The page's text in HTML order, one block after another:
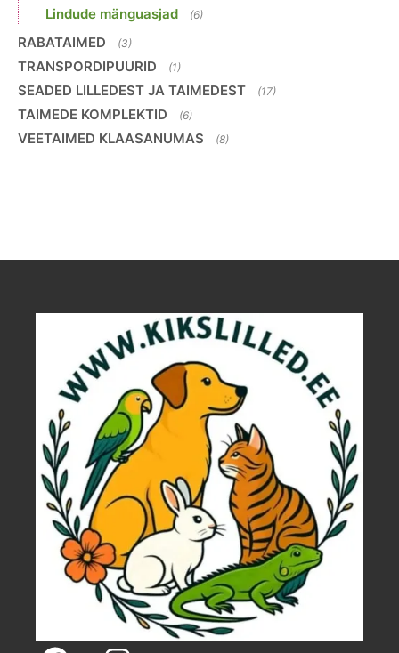
Lindude mänguasjad (6)
RABATAIMED (3)
TRANSPORDIPUURID (1)
SEADED LILLEDEST JA TAIMEDEST (17)
TAIMEDE KOMPLEKTID (6)
VEETAIMED KLAASANUMAS (8)